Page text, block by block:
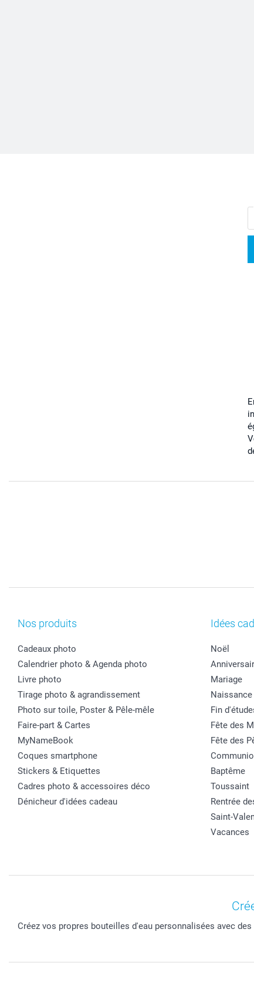
Nos produits
Cadeaux photo
Calendrier photo & Agenda photo
Livre photo
Tirage photo & agrandissement
Photo sur toile, Poster & Pêle-mêle
Faire-part & Cartes
MyNameBook
Coques smartphone
Stickers & Etiquettes
Cadres photo & accessoires déco
Dénicheur d'idées cadeau
Idées
Noël
Mariage
Fin
Fête des
Fête des
Baptême
Toussaint
Rentrée
Saint-
Vacances
Créez vos propres bouteilles d'eau personnalisées avec